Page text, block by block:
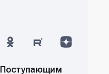
Поступающим